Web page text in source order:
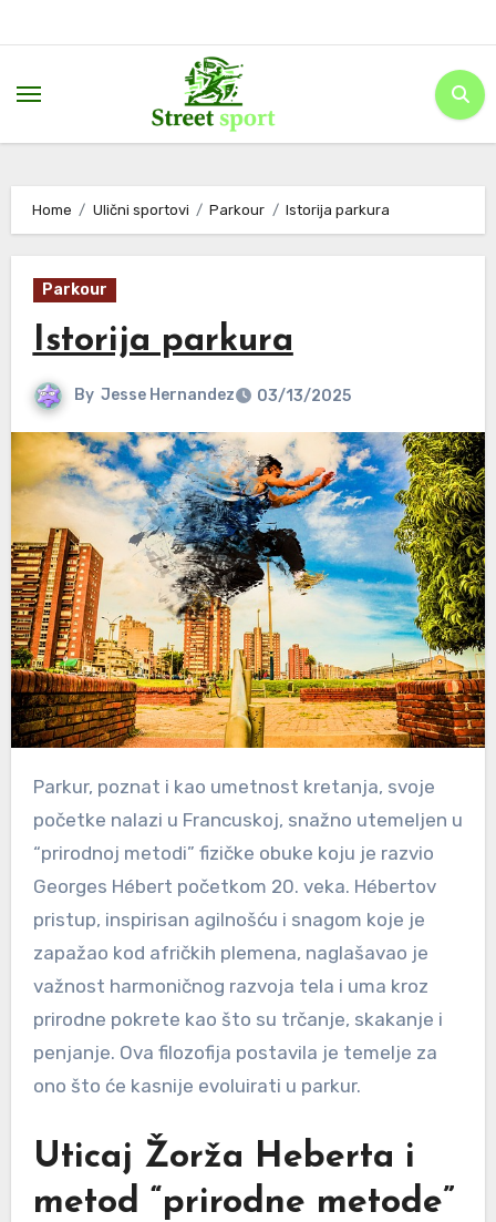
Home Ulični sportovi Parkour Istorija parkura
Parkour
Istorija parkura
By Jesse Hernandez 03/13/2025
Parkur, poznat i kao umetnost kretanja, svoje
početke nalazi u Francuskoj, snažno utemeljen u
“prirodnoj metodi” fizičke obuke koju je razvio
Georges Hébert početkom 20. veka. Hébertov
pristup, inspirisan agilnošću i snagom koje je
zapažao kod afričkih plemena, naglašavao je
važnost harmoničnog razvoja tela i uma kroz
prirodne pokrete kao što su trčanje, skakanje i
penjanje. Ova filozofija postavila je temelje za
ono što će kasnije evoluirati u parkur.
Uticaj Žorža Heberta i
metod “prirodne metode”